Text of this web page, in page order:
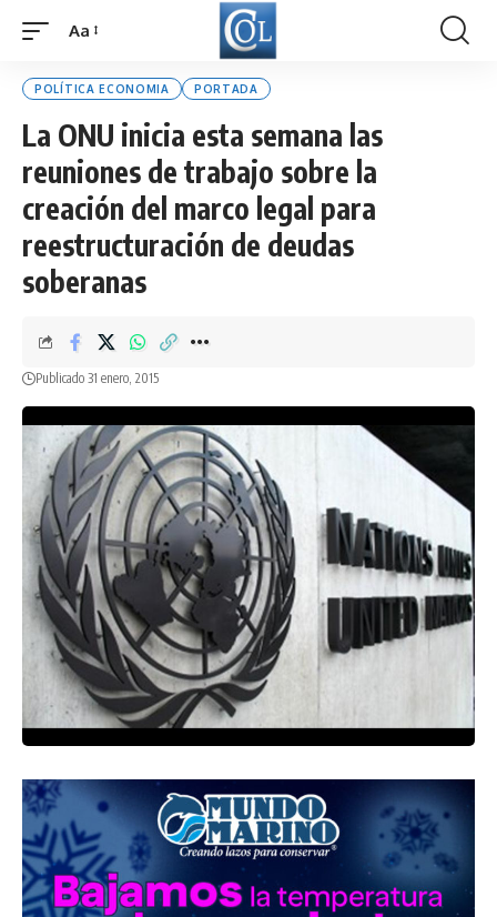
Font
Aa
POLÍTICA ECONOMIA PORTADA
La ONU inicia esta semana las
reuniones de trabajo sobre la
creación del marco legal para
reestructuración de deudas
soberanas
Publicado 31 enero, 2015